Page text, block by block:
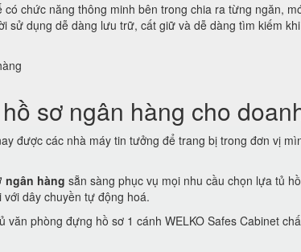
chức năng thông minh bên trong chia ra từng ngăn,
sử dụng dễ dàng lưu trữ, cất giữ và dễ dàng tìm kiếm
sơ ngân hàng cho
được các nhà máy tin tưởng để trang bị trong đơn vị
ngân hàng sẵn sàng phục vụ mọi nhu cầu chọn lựa tủ
dây chuyền tự động hoá.
văn phòng đựng hồ sơ 1 cánh WELKO Safes Cabinet